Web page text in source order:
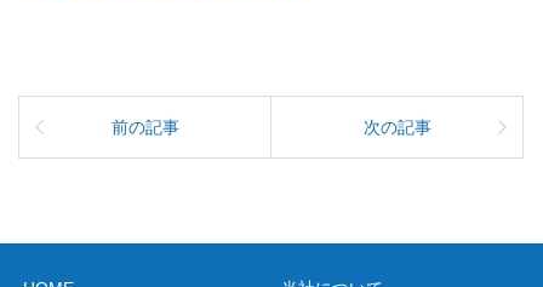
前の記事 次の記事